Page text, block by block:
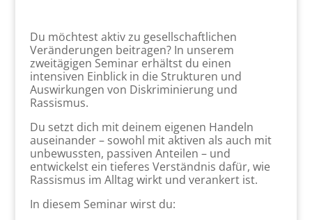
Du möchtest aktiv zu gesellschaftlichen
Veränderungen beitragen? In unserem
zweitägigen Seminar erhältst du einen
intensiven Einblick in die Strukturen und
Auswirkungen von Diskriminierung und
Rassismus.
Du setzt dich mit deinem eigenen Handeln
auseinander – sowohl mit aktiven als auch mit
unbewussten, passiven Anteilen – und
entwickelst ein tieferes Verständnis dafür, wie
Rassismus im Alltag wirkt und verankert ist.
In diesem Seminar wirst du: